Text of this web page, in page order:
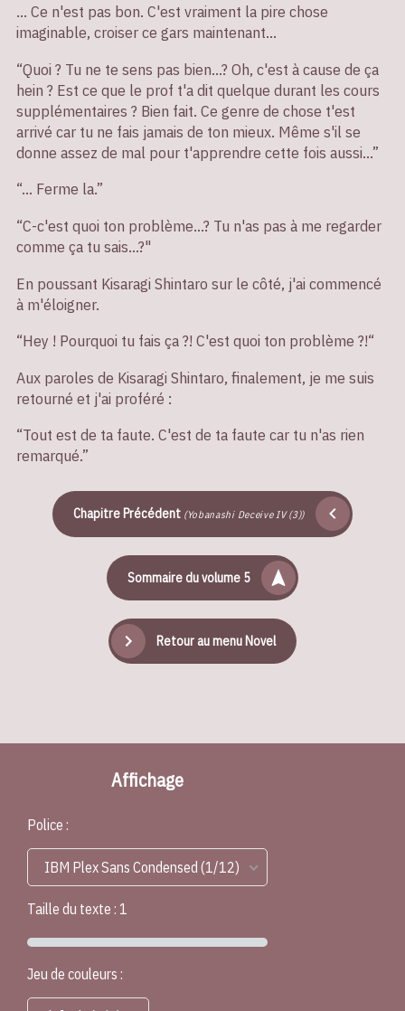
… Ce n'est pas bon. C'est vraiment la pire chose
imaginable, croiser ce gars maintenant…
“Quoi ? Tu ne te sens pas bien…? Oh, c'est à cause de ça
hein ? Est ce que le prof t'a dit quelque durant les cours
supplémentaires ? Bien fait. Ce genre de chose t'est
arrivé car tu ne fais jamais de ton mieux. Même s'il se
donne assez de mal pour t'apprendre cette fois aussi…”
“… Ferme la.”
“C-c'est quoi ton problème…? Tu n'as pas à me regarder
comme ça tu sais...?"
En poussant Kisaragi Shintaro sur le côté, j'ai commencé
à m'éloigner.
“Hey ! Pourquoi tu fais ça ?! C'est quoi ton problème ?!“
Aux paroles de Kisaragi Shintaro, finalement, je me suis
retourné et j'ai proféré :
“Tout est de ta faute. C'est de ta faute car tu n'as rien
remarqué.”
Chapitre Précédent (Yobanashi Deceive IV (3))
Sommaire du volume 5
Retour au menu Novel
Affichage
Police :
IBM Plex Sans Condensed (1/12)
Taille du texte : 1
Jeu de couleurs :